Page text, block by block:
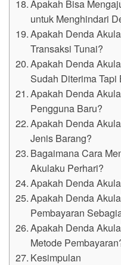
Apakah Bisa
untuk Menghindari
Apakah Denda
Transaksi Tunai?
Apakah Denda
Sudah Diterima
Apakah Denda
Pengguna Baru?
Apakah Denda
Jenis Barang?
Bagaimana Cara
Akulaku Perhari?
Apakah Denda
Apakah Denda
Pembayaran
Apakah Denda
Metode
Kesimpulan